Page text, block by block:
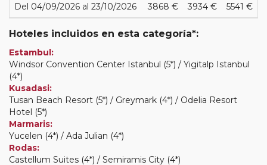
Del 04/09/2026 al 23/10/2026 3868 € 3934 € 5541 €
Hoteles incluidos en esta categoría*:
Estambul:
Windsor Convention Center Istanbul (5*) / Yigitalp Istanbul
(4*)
Kusadasi:
Tusan Beach Resort (5*) / Greymark (4*) / Odelia Resort
Hotel (5*)
Marmaris:
Yucelen (4*) / Ada Julian (4*)
Rodas:
Castellum Suites (4*) / Semiramis City (4*)